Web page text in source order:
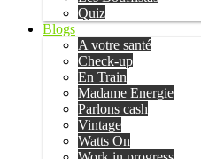
Quiz
Blogs
A votre santé
Check-up
En Train
Madame Energie
Parlons cash
Vintage
Watts On